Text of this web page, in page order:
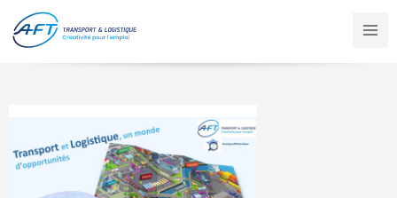
contenu
principal